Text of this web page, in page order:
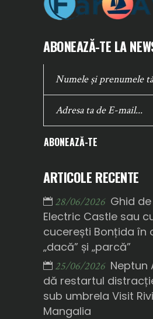
ABONEAZĂ-TE LA
ABONEAZĂ-TE
ARTICOLE RECENTE
28/06/2026 Ghid
Electric Castle sau
cucerești Bonțida în
„dacă” și „parcă”
25/06/2026 Neptun
dă restartul
sub umbrela Visit
Mangalia